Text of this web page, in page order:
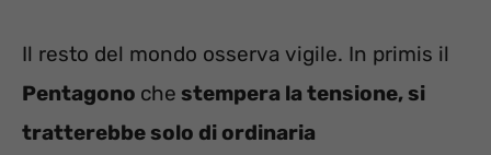
Il resto del mondo osserva vigile. In primis il
Pentagono che stempera la tensione, si
tratterebbe solo di ordinaria